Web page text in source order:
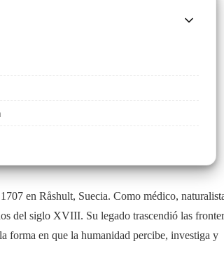
en Råshult, Suecia. Como médico,
del siglo XVIII. Su legado trascendió las
forma en que la humanidad percibe, investiga y